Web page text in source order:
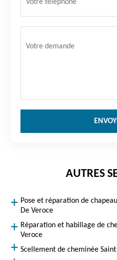
AUTRES
Pose et réparation de
De Veroce
Réparation et habillage de
Veroce
Scellement de cheminée